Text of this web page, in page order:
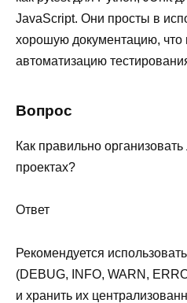
JavaScript. Они просты в
хорошую документацию, что
автоматизацию
Вопрос
Как правильно
проектах?
Ответ
Рекомендуется
(DEBUG, INFO, WARN,
и хранить их